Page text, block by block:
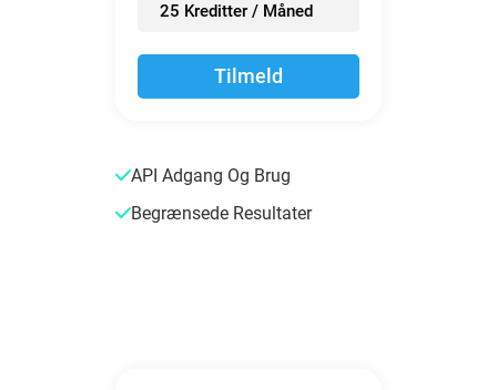
25 Kreditter / Måned
Tilmeld
API Adgang Og Brug
Begrænsede Resultater